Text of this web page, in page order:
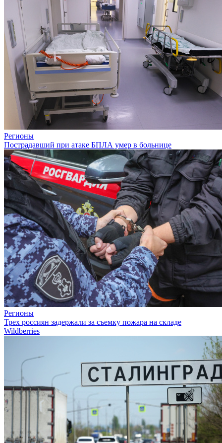
Регионы
Пострадавший при атаке БПЛА умер в больнице
Регионы
Трех россиян задержали за съемку пожара на складе
Wildberries